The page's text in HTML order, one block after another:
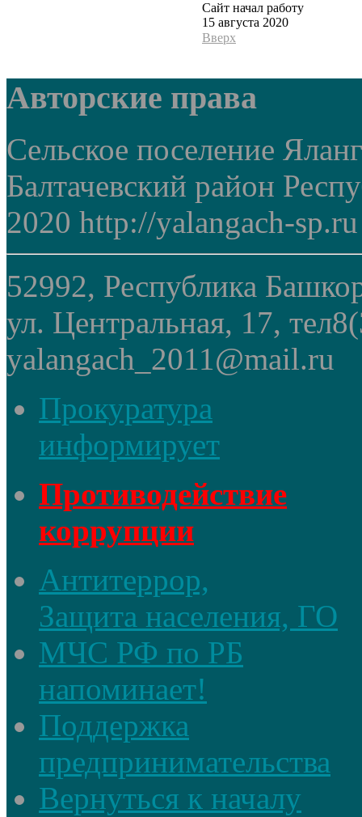
Сайт начал работу
15 августа 2020
Вверх
Авторские права
Сельское поселение
Балтачевский район
2020 http://yalangach-sp.ru
52992, Республика
ул. Центральная, 17,
yalangach_2011@mail.ru
Прокуратура
информирует
Противодействие
коррупции
Антитеррор,
Защита населения, ГО
МЧС РФ по РБ
напоминает!
Поддержка
предпринимательства
Вернуться к началу